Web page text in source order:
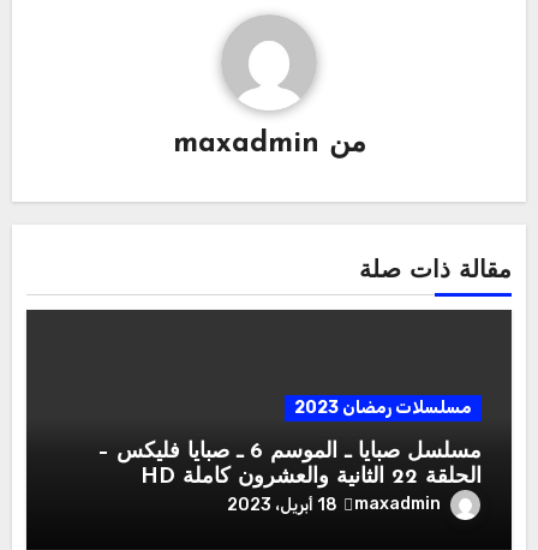
من maxadmin
مقالة ذات صلة
مسلسلات رمضان 2023
مسلسل صبايا ـ الموسم 6 ـ صبايا فليكس –
الحلقة 22 الثانية والعشرون كاملة HD
maxadmin 18 أبريل، 2023